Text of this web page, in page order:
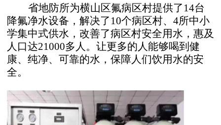
省地防所为横山区氟病区村提供了14台
降氟净水设备，解决了10个病区村、4所中小
学集中式供水，改善了病区村安全用水，惠及
人口达21000多人。 让更多的人能够喝到健
康、纯净、可靠的水，保障人们饮用水的安
全。